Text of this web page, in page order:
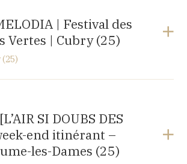
70300 Luxeuil-les-Bains
| Festival des
Vertes | Cubry (25)
Cubry
SI DOUBS DES
end itinérant –
les-Dames (25)